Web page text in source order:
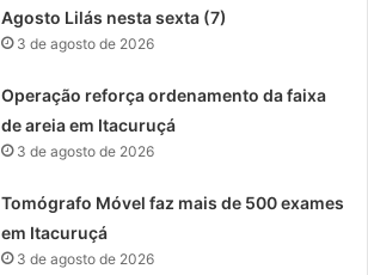
Agosto Lilás nesta sexta (7)
3 de agosto de 2026
Operação reforça ordenamento da faixa
de areia em Itacuruçá
3 de agosto de 2026
Tomógrafo Móvel faz mais de 500 exames
em Itacuruçá
3 de agosto de 2026